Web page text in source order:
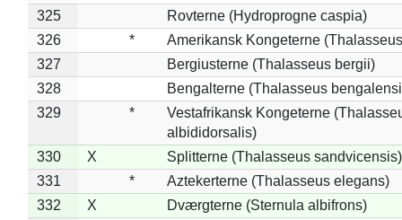
325
Rovterne (Hydroprogne caspia)
326
*
Amerikansk Kongeterne
327
Bergiusterne (Thalasseus bergii)
328
Bengalterne (Thalasseus
329
*
Vestafrikansk Kongeterne
albididorsalis)
330
X
Splitterne (Thalasseus sandvicensis)
331
*
Aztekerterne (Thalasseus elegans)
332
X
Dværgterne (Sternula albifrons)